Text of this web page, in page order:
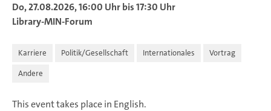
Do, 27.08.2026, 16:00 Uhr bis 17:30 Uhr
Library-MIN-Forum
Karriere Politik/Gesellschaft Internationales
Vortrag
Andere
This event takes place in English.